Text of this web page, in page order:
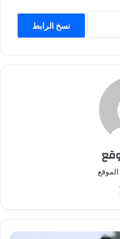
نسخ الرابط